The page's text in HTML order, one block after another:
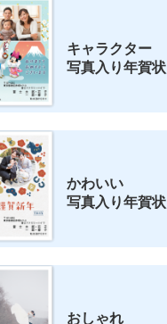
キャラクター
写真入り年賀状
かわいい
写真入り年賀状
おしゃれ